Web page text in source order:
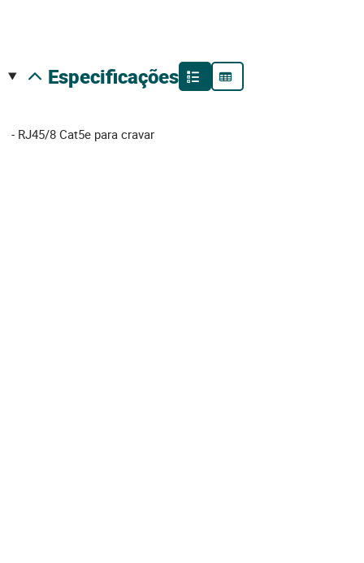
especificações
- RJ45/8 Cat5e para cravar